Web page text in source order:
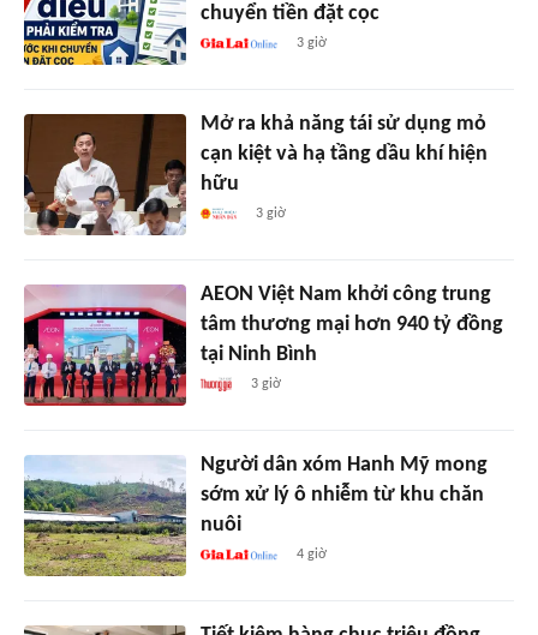
chuyển tiền đặt cọc
3 giờ
Mở ra khả năng tái sử dụng mỏ
cạn kiệt và hạ tầng dầu khí hiện
hữu
3 giờ
AEON Việt Nam khởi công trung
tâm thương mại hơn 940 tỷ đồng
tại Ninh Bình
3 giờ
Người dân xóm Hanh Mỹ mong
sớm xử lý ô nhiễm từ khu chăn
nuôi
4 giờ